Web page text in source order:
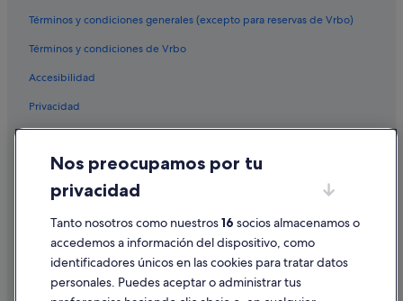
Términos y condiciones generales (excepto para reservas de Vrbo)
Términos y condiciones de Vrbo
Accesibilidad
Privacidad
Condiciones de uso
Información legal/contacto
Pautas sobre el contenido y cómo denunciar contenido
Ayuda
Nos preocupamos por tu
privacidad
Tanto nosotros como nuestros16 socios almacenamos o
accedemos a información del dispositivo, como
identificadores únicos en las cookies para tratar datos
personales. Puedes aceptar o administrar tus